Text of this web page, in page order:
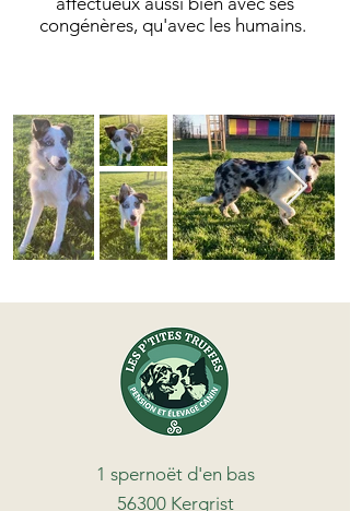
congénères, qu'avec les humains.
1 spernoët d'en bas
56300 Kergrist